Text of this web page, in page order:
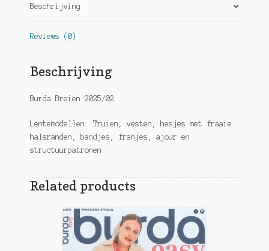
Beschrijving
Reviews (0)
Beschrijving
Burda Breien 2025/02
Lentemodellen. Truien, vesten, hesjes met fraaie
halsranden, bandjes, franjes, ajour en
structuurpatronen.
Related products